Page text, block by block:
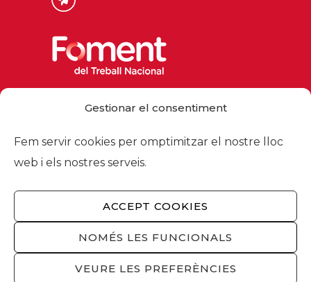
Gestionar el consentiment
Fem servir cookies per omptimitzar el nostre lloc
web i els nostres serveis.
ACCEPT COOKIES
NOMÉS LES FUNCIONALS
VEURE LES PREFERÈNCIES
foment@foment.com
© 2026 - Foment del Treball Nacional
Nosaltres
privacitat/ Política cookies/Privacitat